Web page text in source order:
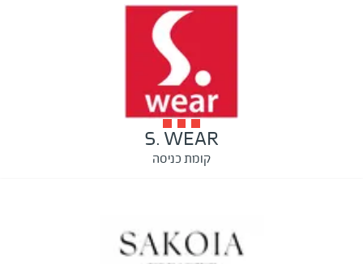
S. WEAR
קומת כניסה